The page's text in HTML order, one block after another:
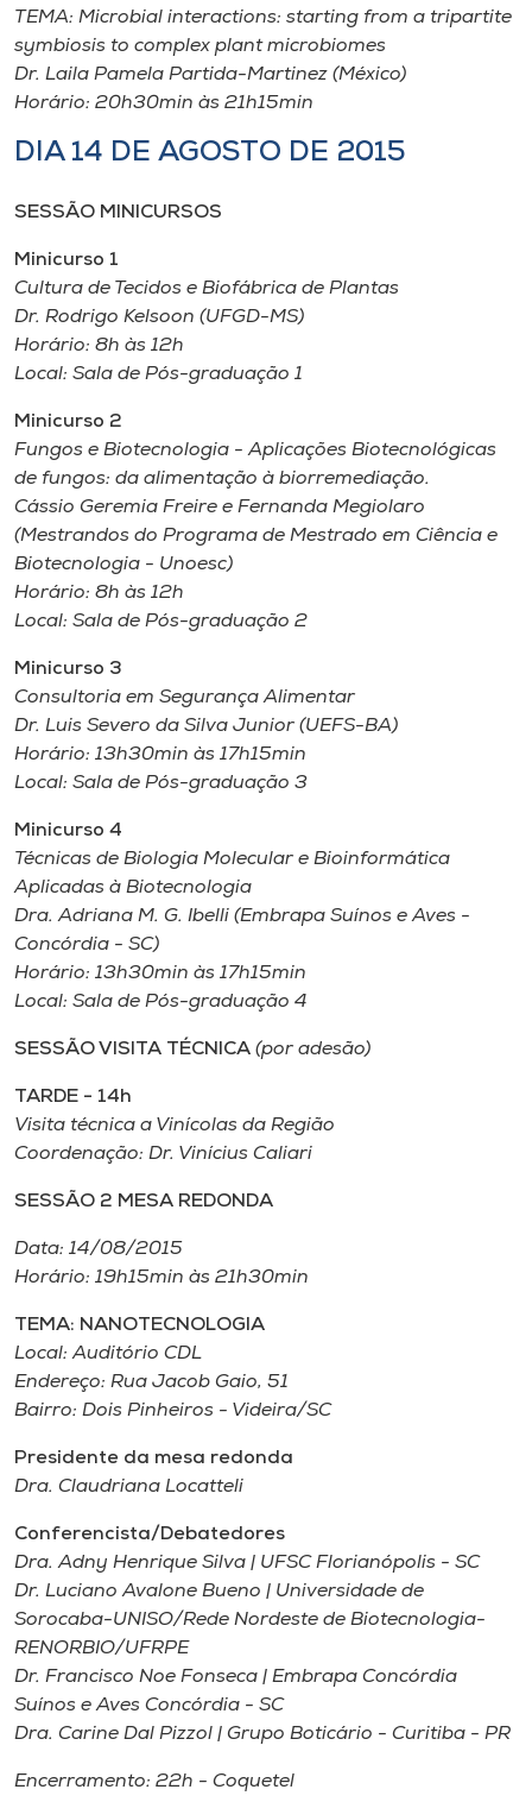
TEMA: Microbial interactions: starting from a tripartite
symbiosis to complex plant microbiomes
Dr. Laila Pamela Partida-Martinez (México)
Horário: 20h30min às 21h15min
DIA 14 DE AGOSTO DE 2015
SESSÃO MINICURSOS
Minicurso 1
Cultura de Tecidos e Biofábrica de Plantas
Dr. Rodrigo Kelsoon (UFGD-MS)
Horário: 8h às 12h
Local: Sala de Pós-graduação 1
Minicurso 2
Fungos e Biotecnologia - Aplicações Biotecnológicas
de fungos: da alimentação à biorremediação.
Cássio Geremia Freire e Fernanda Megiolaro
(Mestrandos do Programa de Mestrado em Ciência e
Biotecnologia - Unoesc)
Horário: 8h às 12h
Local: Sala de Pós-graduação 2
Minicurso 3
Consultoria em Segurança Alimentar
Dr. Luis Severo da Silva Junior (UEFS-BA)
Horário: 13h30min às 17h15min
Local: Sala de Pós-graduação 3
Minicurso 4
Técnicas de Biologia Molecular e Bioinformática
Aplicadas à Biotecnologia
Dra. Adriana M. G. Ibelli (Embrapa Suínos e Aves -
Concórdia - SC)
Horário: 13h30min às 17h15min
Local: Sala de Pós-graduação 4
SESSÃO VISITA TÉCNICA (por adesão)
TARDE - 14h
Visita técnica a Vinícolas da Região
Coordenação: Dr. Vinícius Caliari
SESSÃO 2 MESA REDONDA
Data: 14/08/2015
Horário: 19h15min às 21h30min
TEMA: NANOTECNOLOGIA
Local: Auditório CDL
Endereço: Rua Jacob Gaio, 51
Bairro: Dois Pinheiros - Videira/SC
Presidente da mesa redonda
Dra. Claudriana Locatteli
Conferencista/Debatedores
Dra. Adny Henrique Silva | UFSC Florianópolis - SC
Dr. Luciano Avalone Bueno | Universidade de
Sorocaba-UNISO/Rede Nordeste de Biotecnologia-
RENORBIO/UFRPE
Dr. Francisco Noe Fonseca | Embrapa Concórdia
Suínos e Aves Concórdia - SC
Dra. Carine Dal Pizzol | Grupo Boticário - Curitiba - PR
Encerramento: 22h - Coquetel